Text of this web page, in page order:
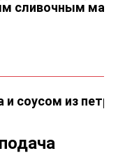
сливочным
соусом из